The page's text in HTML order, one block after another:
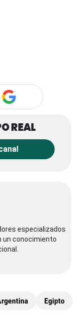
especializados
un conocimiento
Egipto